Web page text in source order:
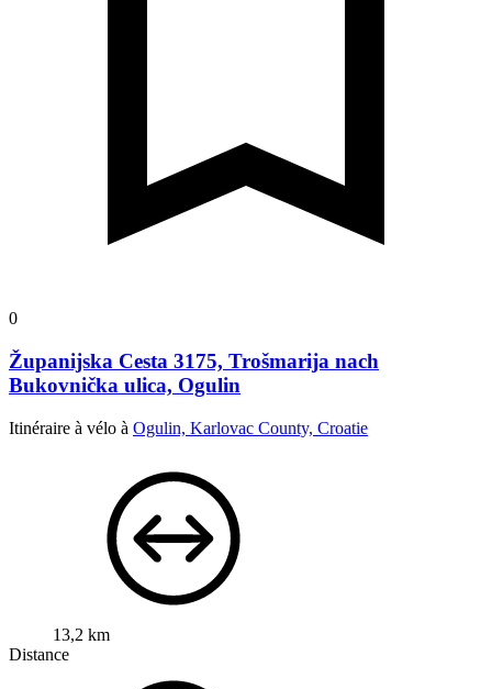
0
Županijska Cesta 3175, Trošmarija nach
Bukovnička ulica, Ogulin
Itinéraire à vélo à Ogulin, Karlovac County, Croatie
13,2 km
Distance